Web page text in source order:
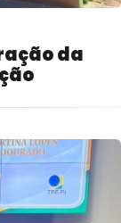
da